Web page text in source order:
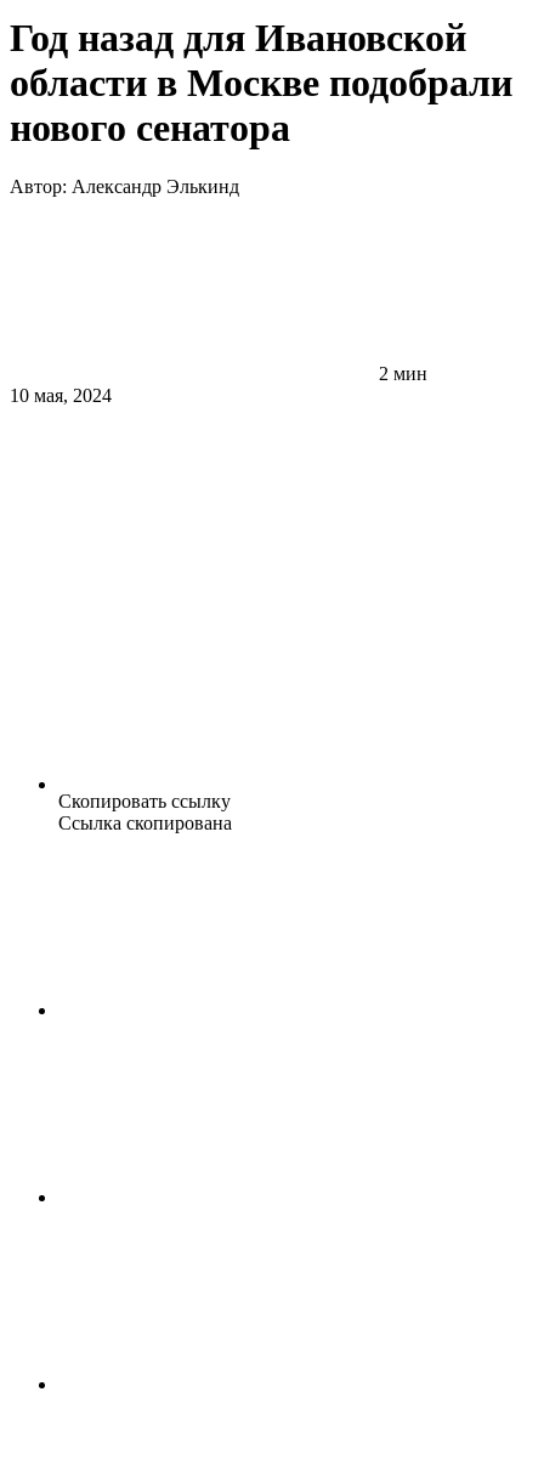
Год назад для Ивановской
области в Москве подобрали
нового сенатора
Автор: Александр Элькинд
2 мин
10 мая, 2024
Скопировать ссылку
Ссылка скопирована